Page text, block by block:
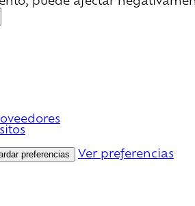
preferencias Ver preferencias